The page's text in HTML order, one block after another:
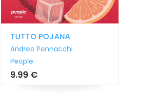
TUTTO POJANA
Andrea Pennacchi
People
9.99 €